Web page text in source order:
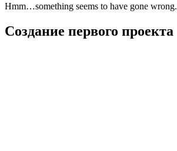
Hmm…something seems to have gone wrong.
Создание первого проекта